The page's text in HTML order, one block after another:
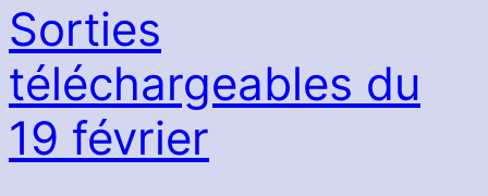
Sorties
téléchargeables du
19 février